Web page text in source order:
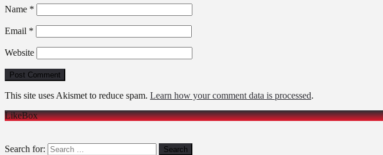
Name *
Email *
Website
This site uses Akismet to reduce spam. Learn how your comment data is processed.
LikeBox
Search for: